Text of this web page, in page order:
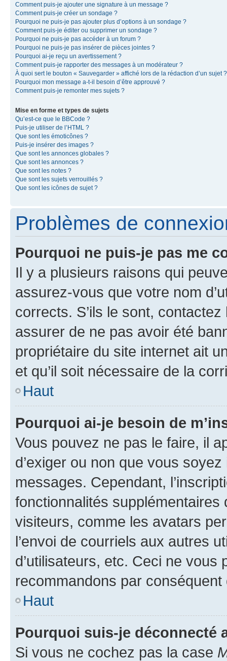
Comment puis-je ajouter une signature à un message ?
Comment puis-je créer un sondage ?
Pourquoi ne puis-je pas ajouter plus d’options à un sondage ?
Comment puis-je éditer ou supprimer un sondage ?
Pourquoi ne puis-je pas accéder à un forum ?
Pourquoi ne puis-je pas insérer de pièces jointes ?
Pourquoi ai-je reçu un avertissement ?
Comment puis-je rapporter des messages à un modérateur ?
À quoi sert le bouton « Sauvegarder » affiché lors de la rédaction d’un sujet ?
Pourquoi mon message a-t-il besoin d’être approuvé ?
Comment puis-je remonter mes sujets ?
Mise en forme et types de sujets
Qu’est-ce que le BBCode ?
Puis-je utiliser de l’HTML ?
Que sont les émoticônes ?
Puis-je insérer des images ?
Que sont les annonces globales ?
Que sont les annonces ?
Que sont les notes ?
Que sont les sujets verrouillés ?
Que sont les icônes de sujet ?
Problèmes de
Pourquoi ne puis-je pas me
Il y a plusieurs raisons qui
assurez-vous que votre nom
corrects. S’ils le sont,
assurer de ne pas avoir été
propriétaire du site internet ait
et qu’il soit nécessaire de la
Haut
Pourquoi ai-je besoin de
Vous pouvez ne pas le faire, il
d’exiger ou non que vous
messages. Cependant,
fonctionnalités
visiteurs, comme les avatars
l’envoi de courriels aux autres
d’utilisateurs, etc. Ceci ne vous
recommandons par conséquent
Haut
Pourquoi suis-je déconnecté
Si vous ne cochez pas la case